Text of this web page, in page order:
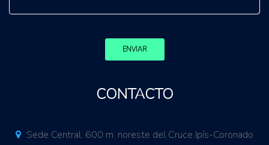
ENVIAR
CONTACTO
Sede Central. 600 m. noreste del Cruce Ipís-Coronado